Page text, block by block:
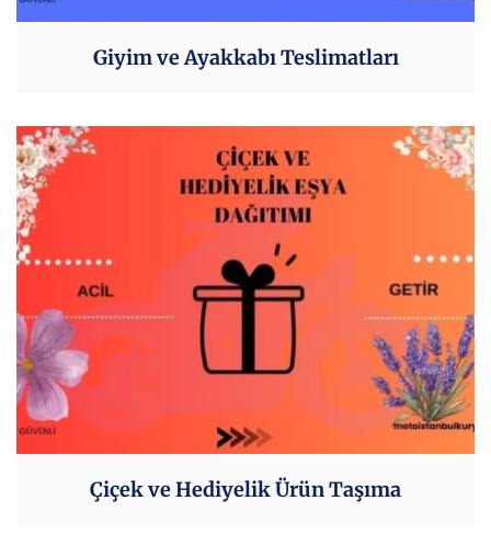
Giyim ve Ayakkabı Teslimatları
Çiçek ve Hediyelik Ürün Taşıma